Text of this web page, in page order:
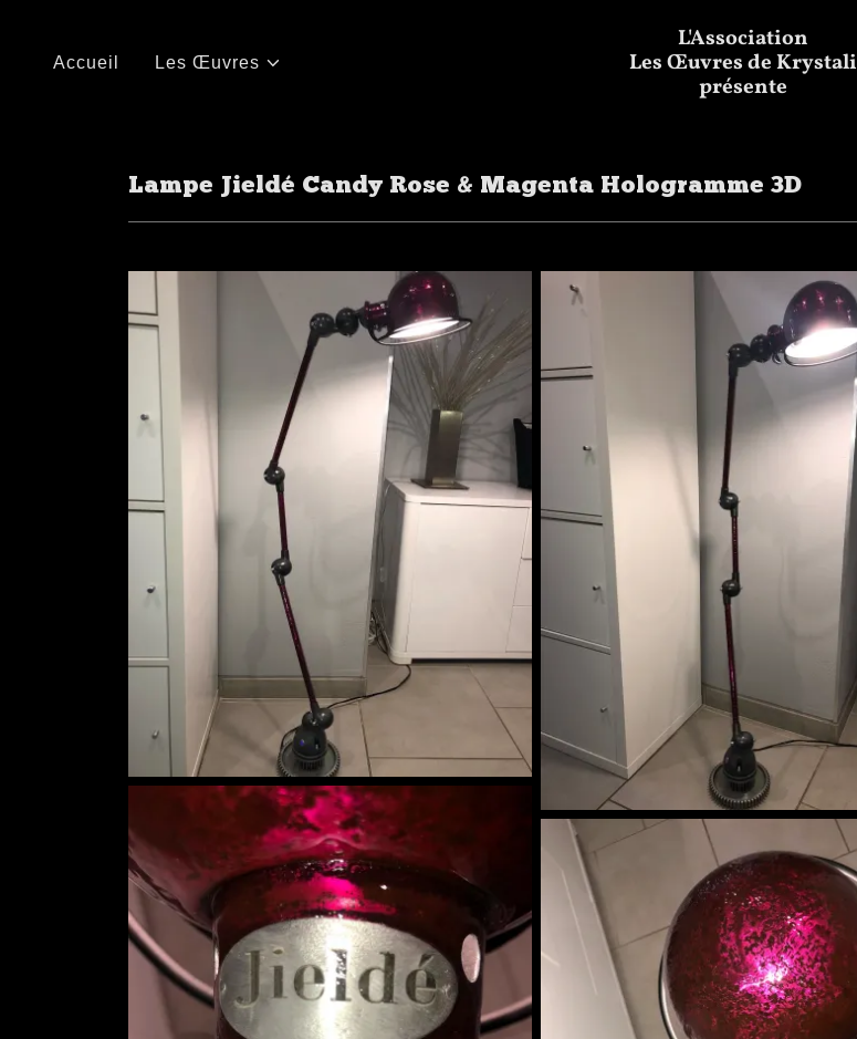
Accueil Les Œuvres
L'Association
Les Œuvres de Krystali
présente
Lampe Jieldé Candy Rose & Magenta Hologramme 3D